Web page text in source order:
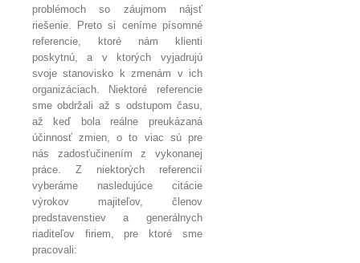
problémoch so záujmom nájsť
riešenie. Preto si ceníme písomné
referencie, ktoré nám klienti
poskytnú, a v ktorých vyjadrujú
svoje stanovisko k zmenám v ich
organizáciach. Niektoré referencie
sme obdržali až s odstupom času,
až keď bola reálne preukázaná
účinnosť zmien, o to viac sú pre
nás zadosťučinením z vykonanej
práce. Z niektorých referencií
vyberáme nasledujúce citácie
výrokov majiteľov, členov
predstavenstiev a generálnych
riaditeľov firiem, pre ktoré sme
pracovali: